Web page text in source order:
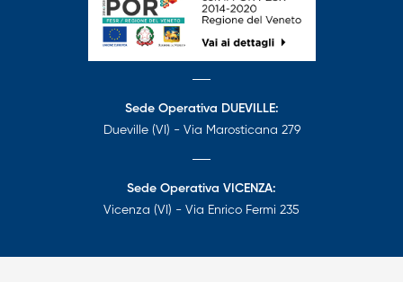
Sede Operativa DUEVILLE:
Dueville (VI) - Via Marosticana 279
Sede Operativa VICENZA:
Vicenza (VI) - Via Enrico Fermi 235